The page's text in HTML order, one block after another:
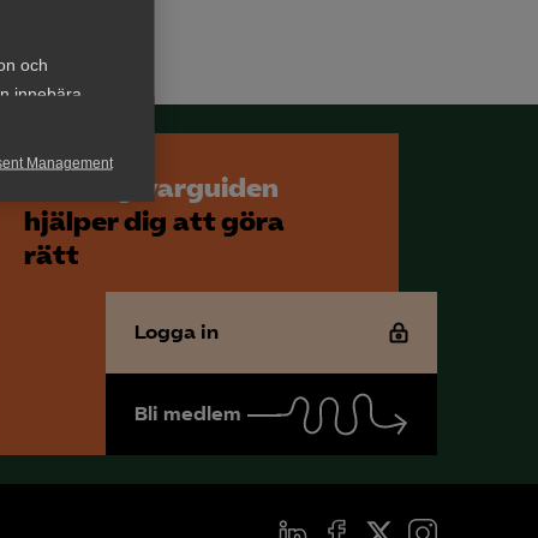
och
innebära
Management
Arbetsgivarguiden
hjälper dig att göra
rätt
Logga in
Bli medlem